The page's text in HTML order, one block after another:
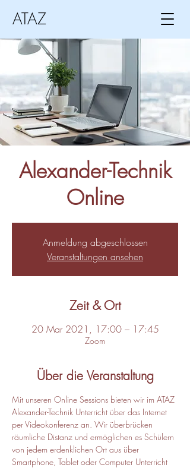
ATAZ
Alexander-Technik
Online
Anmeldung abgeschlossen
Veranstaltungen ansehen
Zeit & Ort
20 Mar 2021, 17:00 – 17:45
Zoom
Über die Veranstaltung
Mit unseren Online Sessions bieten wir im ATAZ
Alexander-Technik Unterricht über das Internet
per Videokonferenz an. Wir überbrücken
räumliche Distanz und ermöglichen es Schülern
von jedem erdenklichen Ort aus über
Smartphone, Tablet oder Computer Unterricht